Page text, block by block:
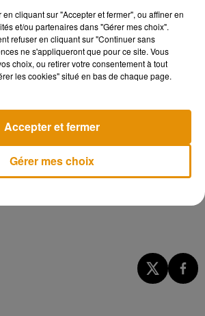
houses, affiche régulièrement complet
Sans en dire plus, Samantha nous
cliquant sur "Accepter et fermer", ou affiner en
et/ou partenaires dans "Gérer mes choix".
refuser en cliquant sur "Continuer sans
ne s'appliqueront que pour ce site. Vous
choix, ou retirer votre consentement à tout
les cookies" situé en bas de chaque page.
Gérer mes choix
Accepter et fermer